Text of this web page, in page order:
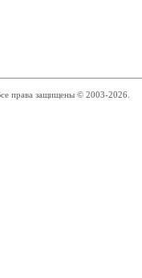
права защищены © 2003-2026.